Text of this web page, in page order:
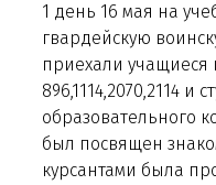
1 день 16 мая на
гвардейскую
приехали
896,1114,2070,2114 и
образовательного
был посвящен
курсантами была